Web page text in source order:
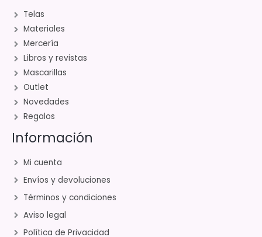
Telas
Materiales
Mercería
Libros y revistas
Mascarillas
Outlet
Novedades
Regalos
Información
Mi cuenta
Envíos y devoluciones
Términos y condiciones
Aviso legal
Política de Privacidad